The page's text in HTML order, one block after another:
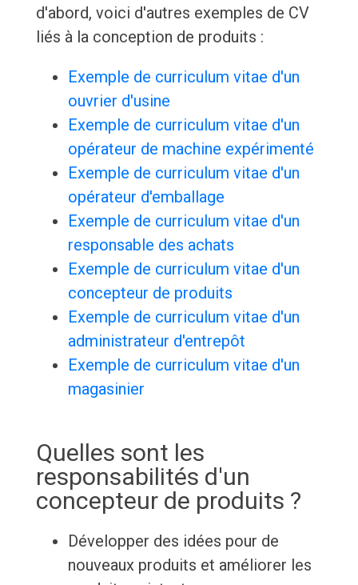
d'abord, voici d'autres exemples de CV
liés à la conception de produits :
Exemple de curriculum vitae d'un
ouvrier d'usine
Exemple de curriculum vitae d'un
opérateur de machine expérimenté
Exemple de curriculum vitae d'un
opérateur d'emballage
Exemple de curriculum vitae d'un
responsable des achats
Exemple de curriculum vitae d'un
concepteur de produits
Exemple de curriculum vitae d'un
administrateur d'entrepôt
Exemple de curriculum vitae d'un
magasinier
Quelles sont les
responsabilités d'un
concepteur de produits ?
Développer des idées pour de
nouveaux produits et améliorer les